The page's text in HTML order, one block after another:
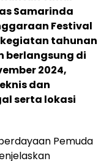
Samarinda
Festival
kegiatan tahunan
berlangsung di
2024,
dan
serta lokasi
Pemuda